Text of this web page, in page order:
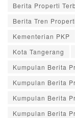
Berita Properti
Berita Tren Properti
Kementerian PKP
Kota Tangerang
Kumpulan Berita
Kumpulan Berita
Kumpulan Berita
Kumpulan Berita